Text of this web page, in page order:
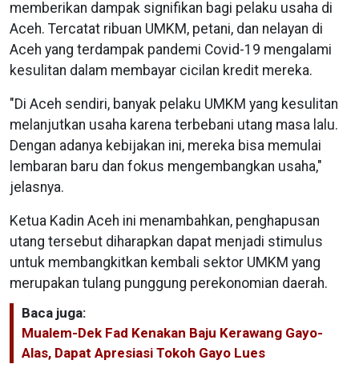
memberikan dampak signifikan bagi pelaku usaha di
Aceh. Tercatat ribuan UMKM, petani, dan nelayan di
Aceh yang terdampak pandemi Covid-19 mengalami
kesulitan dalam membayar cicilan kredit mereka.
"Di Aceh sendiri, banyak pelaku UMKM yang kesulitan
melanjutkan usaha karena terbebani utang masa lalu.
Dengan adanya kebijakan ini, mereka bisa memulai
lembaran baru dan fokus mengembangkan usaha,"
jelasnya.
Ketua Kadin Aceh ini menambahkan, penghapusan
utang tersebut diharapkan dapat menjadi stimulus
untuk membangkitkan kembali sektor UMKM yang
merupakan tulang punggung perekonomian daerah.
Baca juga:
Mualem-Dek Fad Kenakan Baju Kerawang Gayo-
Alas, Dapat Apresiasi Tokoh Gayo Lues